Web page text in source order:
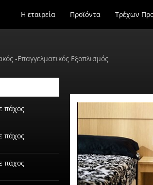
Η εταιρεία Προϊόντα Τρέχων
-Επαγγελματικός Εξοπλισμός
πάχος
πάχος
πάχος